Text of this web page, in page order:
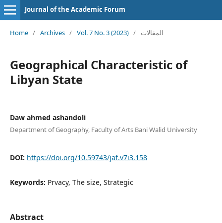
Journal of the Academic Forum
Home / Archives / Vol. 7 No. 3 (2023) / المقالات
Geographical Characteristic of
Libyan State
Daw ahmed ashandoli
Department of Geography, Faculty of Arts Bani Walid University
DOI: https://doi.org/10.59743/jaf.v7i3.158
Keywords: Prvacy, The size, Strategic
Abstract